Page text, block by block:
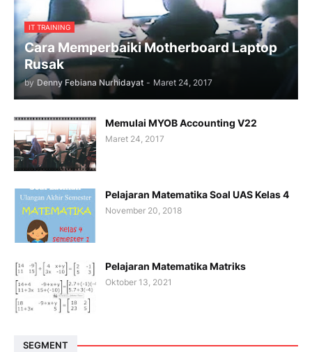
IT TRAINING
Cara Memperbaiki Motherboard Laptop
Rusak
by Denny Febiana Nurhidayat - Maret 24, 2017
Memulai MYOB Accounting V22
Maret 24, 2017
Pelajaran Matematika Soal UAS Kelas 4
November 20, 2018
Pelajaran Matematika Matriks
Oktober 13, 2021
SEGMENT